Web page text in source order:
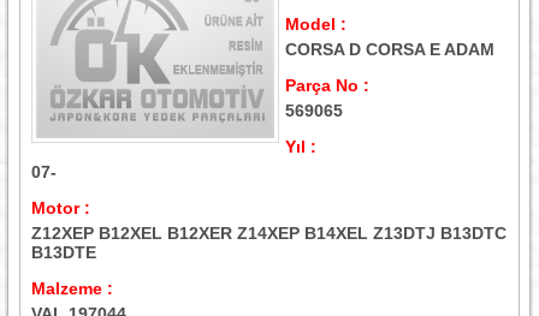
Model :
CORSA D CORSA E ADAM
Parça No :
569065
Yıl :
07-
Motor :
Z12XEP B12XEL B12XER Z14XEP B14XEL Z13DTJ B13DTC
B13DTE
Malzeme :